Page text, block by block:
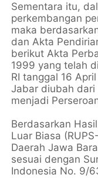
Sementara itu,
perkembangan
maka
dan Akta
berikut Akta
1999 yang telah
RI tanggal 16
Jabar diubah dari
menjadi
Berdasarkan
Luar Biasa
Daerah Jawa
sesuai dengan
Indonesia No. 9/